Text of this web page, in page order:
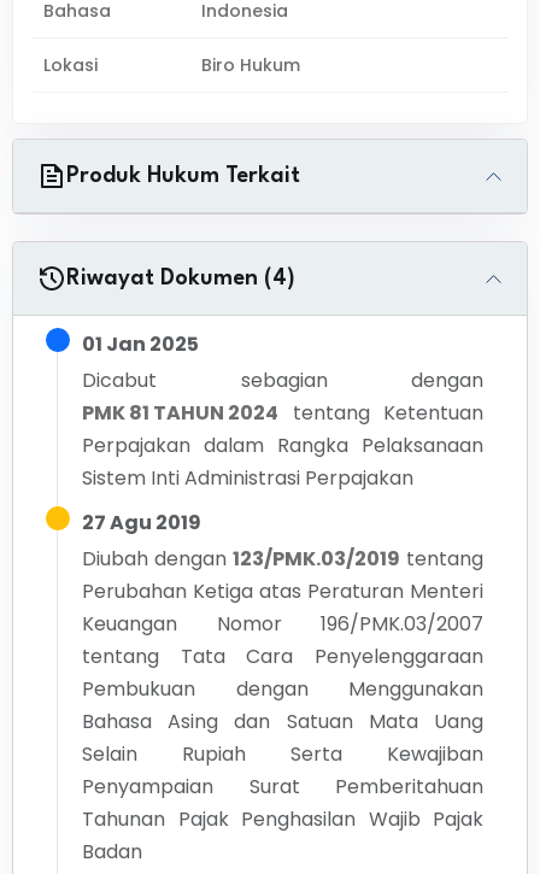
Bahasa Indonesia
Lokasi Biro Hukum
Produk Hukum Terkait
Riwayat Dokumen (4)
01 Jan 2025
Dicabut sebagian dengan
PMK 81 TAHUN 2024
tentang Ketentuan
Perpajakan dalam Rangka Pelaksanaan
Sistem Inti Administrasi Perpajakan
27 Agu 2019
Diubah dengan 123/PMK.03/2019 tentang
Perubahan Ketiga atas Peraturan Menteri
Keuangan Nomor 196/PMK.03/2007
tentang Tata Cara Penyelenggaraan
Pembukuan dengan Menggunakan
Bahasa Asing dan Satuan Mata Uang
Selain Rupiah Serta Kewajiban
Penyampaian Surat Pemberitahuan
Tahunan Pajak Penghasilan Wajib Pajak
Badan